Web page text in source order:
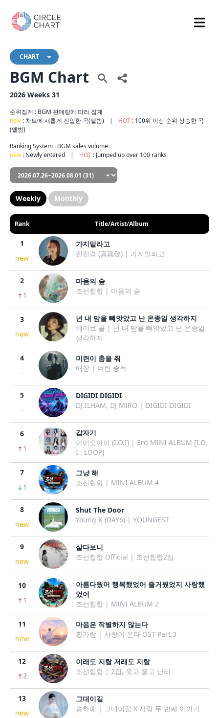
CHART
BGM Chart
2026 Weeks 31
순위집계 : BGM 판매량에 따라 집계
new : 차트에 새롭게 진입한 곡(앨범) | HOT : 100위 이상 순위 상승한 곡
(앨범)
Ranking System : BGM sales volume
new : Newly entered | HOT : Jumped up over 100 ranks
Weekly Monthly
Rank Title/Artist/Album
1
new
가지말라고
진진경 (真真敬) | 가지말라고
2
1
마음의 숲
조선힙합 | 마음의 숲
3
new
넌 내 맘을 빼앗았고 난 온종일 생각하지
웨이브 콜 | 넌 내 맘을 빼앗았고 난 온종일
생각하지
4
-
미련이 춤을 춰
애창 | 너란 중독
5
-
DIGIDI DIGIDI
DJ.ILHAM, DJ MIRO | DIGIDI DIGIDI
6
1
갑자기
아이오아이 (I.O.I) | 3rd MINI ALBUM [I.O.
I : LOOP]
7
1
그냥 해
조선힙합 | MINI ALBUM 4
8
new
Shut The Door
Young K (DAY6) | YOUNGEST
9
new
살다보니
조선힙합 Official | 조선힙합2집
10
1
아름다웠어 행복했었어 즐거웠었지 사랑했
었어
조선힙합 | MINI ALBUM 2
11
new
마음은 작별하지 않는다
황가람 | 사랑이 온다 OST Part.3
12
2
이래도 지랄 저래도 지랄
조선힙합 | 2집, 웃고 울고 난리
13
new
그대이길
송하예 | 그대이길 X 사랑 두 번째 이야기